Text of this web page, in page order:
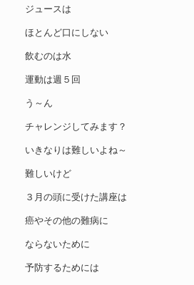
ジュースは
ほとんど口にしない
飲むのは水
運動は週５回
う～ん
チャレンジしてみます？
いきなりは難しいよね～
難しいけど
３月の頭に受けた講座は
癌やその他の難病に
ならないために
予防するためには